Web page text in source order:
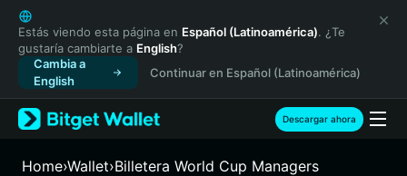
English
日本語
Tiếng Việt
Русский
Español (Latinoamérica)
Türkçe
Français
Estás viendo esta página en Español (Latinoamérica). ¿Te
gustaría cambiarte a English?
Cambia a
English
Continuar en Español (Latinoamérica)
Descargar ahora
Home›Wallet›Billetera World Cup Managers